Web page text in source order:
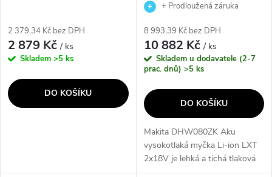
o
d
u
o
d
u
t
2 379,34 Kč bez DPH
2 879 Kč/ ks
Skladem >5 ks
DO KOŠÍKU
+ Prodloužená záruka
8 993,39 Kč bez DPH
10 882 Kč/ ks
Skladem u dodavatele (2-7
prac. dnů) >5 ks
DO KOŠÍKU
Makita DHW080ZK Aku
vysokotlaká myčka Li-ion LXT
2x18V je lehká a tichá tlaková
myčka, která umožňuje práci